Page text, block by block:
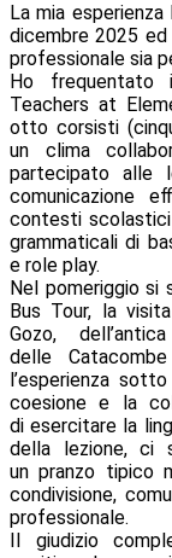
La mia
dicembre 2025
professionale sia
Ho frequentato
Teachers at
otto corsisti
un clima
partecipato alle
comunicazione
contesti
grammaticali di
e role play.
Nel pomeriggio
Bus Tour, la
Gozo,
delle
l’esperienza
coesione e la
di esercitare la
della lezione, ci
un pranzo tipico
condivisione,
professionale.
Il giudizio